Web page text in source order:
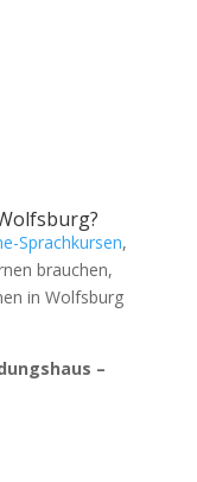
Sprachkursen,
brauchen,
in Wolfsburg
–